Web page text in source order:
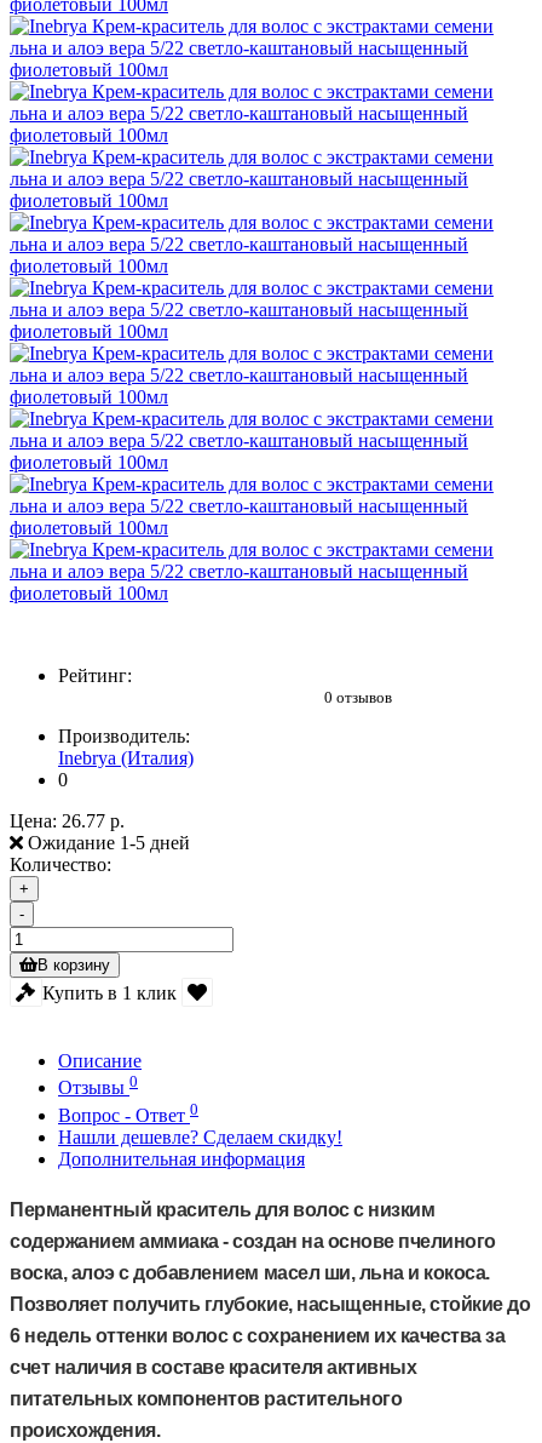
Рейтинг:
0 отзывов
Производитель:
Inebrya (Италия)
0
Цена: 26.77 р.
Ожидание 1-5 дней
Количество:
+
-
В корзину
Купить в 1 клик
Описание
Отзывы 0
Вопрос - Ответ 0
Нашли дешевле? Сделаем скидку!
Дополнительная информация
Перманентный краситель для волос с низким
содержанием аммиака - создан на основе пчелиного
воска, алоэ с добавлением масел ши, льна и кокоса.
Позволяет получить глубокие, насыщенные, стойкие до
6 недель оттенки волос с сохранением их качества за
счет наличия в составе красителя активных
питательных компонентов растительного
происхождения.